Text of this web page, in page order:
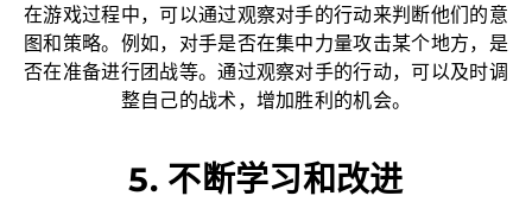
在游戏过程中，可以通过观察对手的行动来判断他们的意
图和策略。例如，对手是否在集中力量攻击某个地方，是
否在准备进行团战等。通过观察对手的行动，可以及时调
整自己的战术，增加胜利的机会。
5. 不断学习和改进